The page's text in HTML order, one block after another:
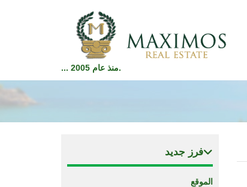
... منذ عام 2005.
فرز جديد
الموقع